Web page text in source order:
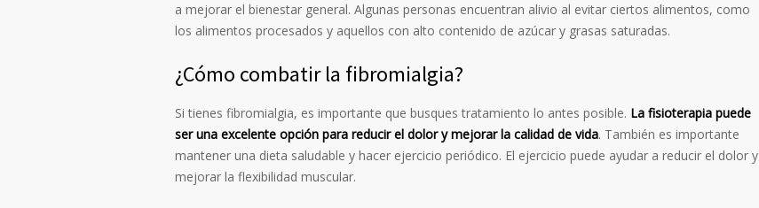
a mejorar el bienestar general. Algunas personas encuentran alivio al evitar ciertos alimentos, como
los alimentos procesados y aquellos con alto contenido de azúcar y grasas saturadas.
¿Cómo combatir la fibromialgia?
Si tienes fibromialgia, es importante que busques tratamiento lo antes posible. La fisioterapia puede
ser una excelente opción para reducir el dolor y mejorar la calidad de vida. También es importante
mantener una dieta saludable y hacer ejercicio periódico. El ejercicio puede ayudar a reducir el dolor y
mejorar la flexibilidad muscular.